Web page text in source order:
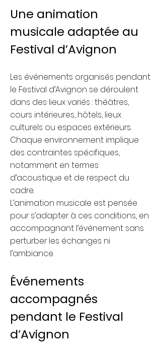
Une animation
musicale adaptée au
Festival d’Avignon
Les événements organisés pendant
le Festival d’Avignon se déroulent
dans des lieux variés : théâtres,
cours intérieures, hôtels, lieux
culturels ou espaces extérieurs.
Chaque environnement implique
des contraintes spécifiques,
notamment en termes
d’acoustique et de respect du
cadre.
L’animation musicale est pensée
pour s’adapter à ces conditions, en
accompagnant l’événement sans
perturber les échanges ni
l’ambiance.
Événements
accompagnés
pendant le Festival
d’Avignon